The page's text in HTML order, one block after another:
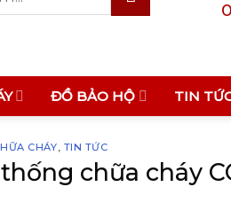
ĐỒ BẢO HỘ TIN
CHÁY, TIN TỨC
chữa cháy